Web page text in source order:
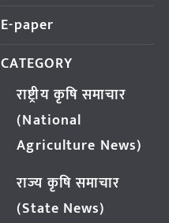
E-paper
CATEGORY
राष्ट्रीय कृषि समाचार
(National
Agriculture News)
राज्य कृषि समाचार
(State News)